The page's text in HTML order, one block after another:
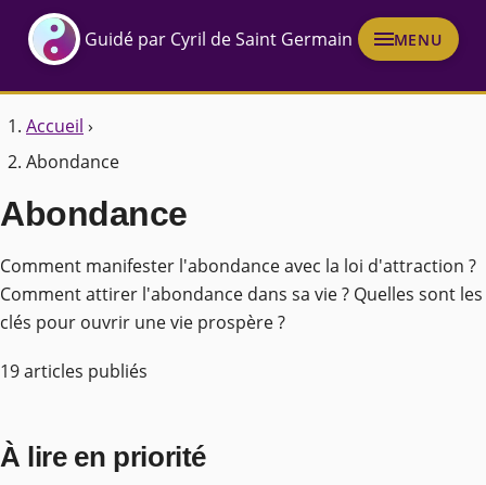
Guidé par Cyril de Saint Germain MENU
Accueil ›
Abondance
Abondance
Comment manifester l'abondance avec la loi d'attraction ?
Comment attirer l'abondance dans sa vie ? Quelles sont les
clés pour ouvrir une vie prospère ?
19 articles publiés
À lire en priorité